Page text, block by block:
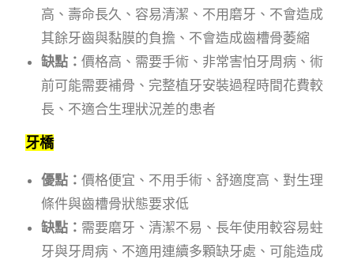
高、壽命長久、容易清潔、不用磨牙、不會造成
其餘牙齒與黏膜的負擔、不會造成齒槽骨萎縮
缺點：價格高、需要手術、非常害怕牙周病、術
前可能需要補骨、完整植牙安裝過程時間花費較
長、不適合生理狀況差的患者
牙橋
優點：價格便宜、不用手術、舒適度高、對生理
條件與齒槽骨狀態要求低
缺點： 需要磨牙、清潔不易、長年使用較容易蛀
牙與牙周病、不適用連續多顆缺牙處、可能造成